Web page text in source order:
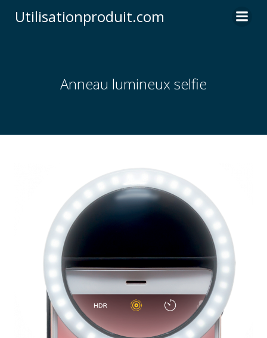
to
Utilisationproduit.com
Anneau lumineux selfie